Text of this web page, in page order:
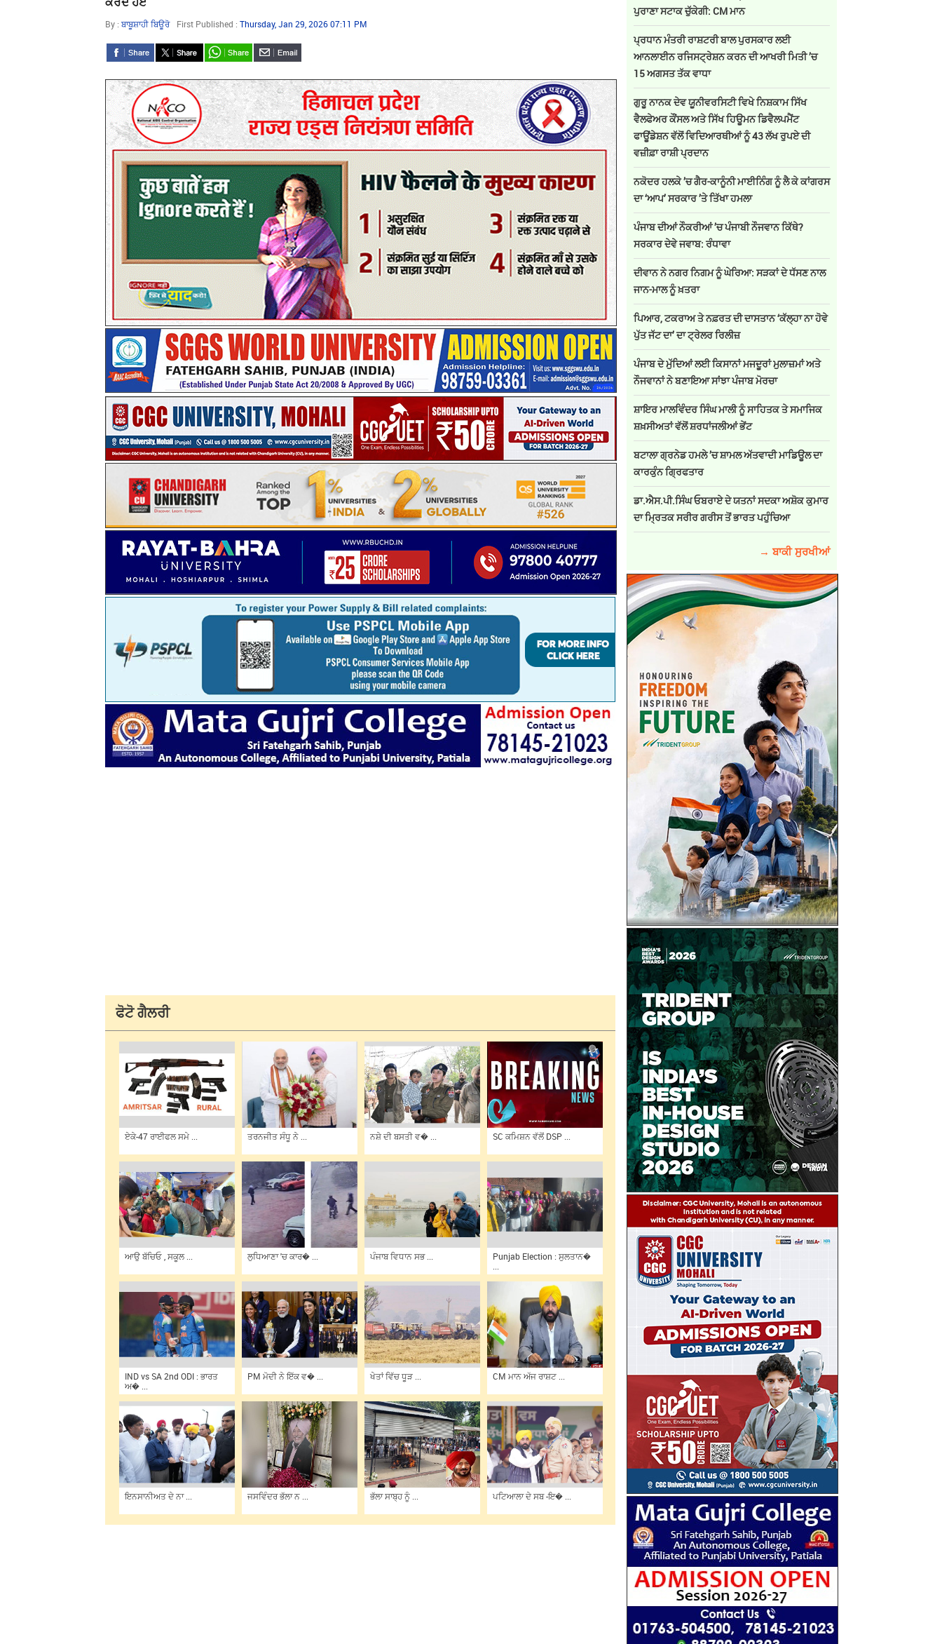
By : ਬਾਬੂਸ਼ਾਹੀ ਬਿਊਰੋ First Published : Thursday, Jan 29, 2026 07:11 PM
ਬਾਬੂਸ਼ਾਹੀ ਬਿਊਰੋ First Published :
ਫੋਟੋ ਗੈਲਰੀ
ਏਕੇ-47 ਰਾਈਫਲ ਸਮੇ ... ਤਰਨਜੀਤ ਸੰਧੂ ਨੇ ... ਨਸ਼ੇ ਦੀ ਬਸਤੀ ਵ� ... SC ਕਮਿਸ਼ਨ ਵੱਲੋਂ DSP ...
ਆਉ ਬੱਚਿਓ , ਸਕੂਲ ... ਲੁਧਿਆਣਾ 'ਚ ਕਾਰ� ... ਪੰਜਾਬ ਵਿਧਾਨ ਸਭ ...
Punjab Election : ਸੁਲਤਾਨ�
IND vs SA 2nd ODI : ਭਾਰਤ
ਅ� ...
PM ਮੋਦੀ ਨੇ ਇੱਕ ਵ� ... ਖੇਤਾਂ ਵਿੱਚ ਧੂੜ ... CM ਮਾਨ ਅੱਜ ਰਾਸ਼ਟ ...
ਇਨਸਾਨੀਅਤ ਦੇ ਨਾ ... ਜਸਵਿੰਦਰ ਭੱਲਾ ਨ ... ਭੱਲਾ ਸਾਬ੍ਹ ਨੂੰ ... ਪਟਿਆਲਾ ਦੇ ਸਬ -ਇ� ...
ਪੁਰਾਣਾ ਸਟਾਕ ਚੁੱਕੇਗੀ: CM ਮਾਨ
ਪ੍ਰਧਾਨ ਮੰਤਰੀ ਰਾਸ਼ਟਰੀ ਬਾਲ ਪੁਰਸਕਾਰ ਲਈ
ਆਨਲਾਈਨ ਰਜਿਸਟ੍ਰੇਸ਼ਨ ਕਰਨ ਦੀ ਆਖਰੀ ਮਿਤੀ ’ਚ
15 ਅਗਸਤ ਤੱਕ ਵਾਧਾ
ਗੁਰੂ ਨਾਨਕ ਦੇਵ ਯੂਨੀਵਰਸਿਟੀ ਵਿਖੇ ਨਿਸ਼ਕਾਮ ਸਿੱਖ
ਵੈਲਫੇਅਰ ਕੌਂਸਲ ਅਤੇ ਸਿੱਖ ਹਿਊਮਨ ਡਿਵੈਲਪਮੈਂਟ
ਫਾਊਂਡੇਸ਼ਨ ਵੱਲੋਂ ਵਿਦਿਆਰਥੀਆਂ ਨੂੰ 43 ਲੱਖ ਰੁਪਏ ਦੀ
ਵਜ਼ੀਫ਼ਾ ਰਾਸ਼ੀ ਪ੍ਰਦਾਨ
ਨਕੋਦਰ ਹਲਕੇ ’ਚ ਗੈਰ-ਕਾਨੂੰਨੀ ਮਾਈਨਿੰਗ ਨੂੰ ਲੈ ਕੇ ਕਾਂਗਰਸ
ਦਾ ‘ਆਪ’ ਸਰਕਾਰ ’ਤੇ ਤਿੱਖਾ ਹਮਲਾ
ਪੰਜਾਬ ਦੀਆਂ ਨੌਕਰੀਆਂ ’ਚ ਪੰਜਾਬੀ ਨੌਜਵਾਨ ਕਿੱਥੇ?
ਸਰਕਾਰ ਦੇਵੇ ਜਵਾਬ: ਰੰਧਾਵਾ
ਦੀਵਾਨ ਨੇ ਨਗਰ ਨਿਗਮ ਨੂੰ ਘੇਰਿਆ: ਸੜਕਾਂ ਦੇ ਧੱਸਣ ਨਾਲ
ਜਾਨ-ਮਾਲ ਨੂੰ ਖ਼ਤਰਾ
ਪਿਆਰ, ਟਕਰਾਅ ਤੇ ਨਫ਼ਰਤ ਦੀ ਦਾਸਤਾਨ ‘ਕੱਲ੍ਹਾ ਨਾ ਹੋਵੇ
ਪੁੱਤ ਜੱਟ ਦਾ’ ਦਾ ਟ੍ਰੇਲਰ ਰਿਲੀਜ਼
ਪੰਜਾਬ ਦੇ ਮੁੱਦਿਆਂ ਲਈ ਕਿਸਾਨਾਂ ਮਜਦੂਰਾਂ ਮੁਲਾਜ਼ਮਾਂ ਅਤੇ
ਨੌਜਵਾਨਾਂ ਨੇ ਬਣਾਇਆ ਸਾਂਝਾ ਪੰਜਾਬ ਮੋਰਚਾ
ਸ਼ਾਇਰ ਮਾਲਵਿੰਦਰ ਸਿੰਘ ਮਾਲੀ ਨੂੰ ਸਾਹਿਤਕ ਤੇ ਸਮਾਜਿਕ
ਸ਼ਖ਼ਸੀਅਤਾਂ ਵੱਲੋਂ ਸ਼ਰਧਾਂਜਲੀਆਂ ਭੇਂਟ
ਬਟਾਲਾ ਗ੍ਰਨੇਡ ਹਮਲੇ ’ਚ ਸ਼ਾਮਲ ਅੱਤਵਾਦੀ ਮਾਡਿਊਲ ਦਾ
ਕਾਰਕੁੰਨ ਗ੍ਰਿਫਤਾਰ
ਡਾ.ਐਸ.ਪੀ.ਸਿੰਘ ਓਬਰਾਏ ਦੇ ਯਤਨਾਂ ਸਦਕਾ ਅਸ਼ੋਕ ਕੁਮਾਰ
ਦਾ ਮ੍ਰਿਤਕ ਸਰੀਰ ਗਰੀਸ ਤੋਂ ਭਾਰਤ ਪਹੁੰਚਿਆ
→ ਬਾਕੀ ਸੁਰਖੀਆਂ